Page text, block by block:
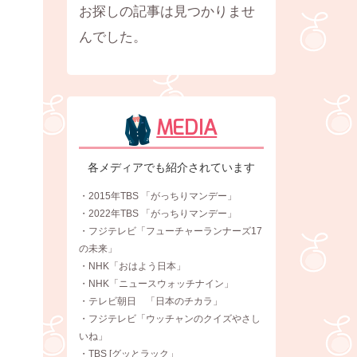
お探しの記事は見つかりませ
んでした。
MEDIA
各メディアでも紹介されています
・2015年TBS 「がっちりマンデー」
・2022年TBS 「がっちりマンデー」
・フジテレビ「フューチャーランナーズ17
の未来」
・NHK「おはよう日本」
・NHK「ニュースウォッチナイン」
・テレビ朝日 「日本のチカラ」
・フジテレビ「ウッチャンのクイズやさし
いね」
・TBS [グッとラック」